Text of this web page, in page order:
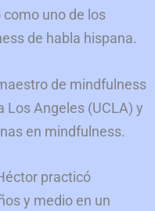
uno de los
de habla hispana.
de mindfulness
Los Angeles (UCLA) y
en mindfulness.
practicó
y medio en un